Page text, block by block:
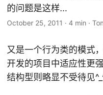
的问题是这样...
October 25, 2011 · 4 min ·
又是一个行为类的模式
开发的项目中适应性更
结构型则略显不受待见